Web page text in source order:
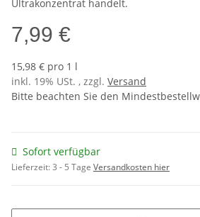
Ultrakonzentrat handelt.
7,99 €
15,98 € pro 1 l
inkl. 19% USt. , zzgl. Versand
Bitte beachten Sie den
Sofort verfügbar
Lieferzeit:3 - 5 Tage Versandkosten hier